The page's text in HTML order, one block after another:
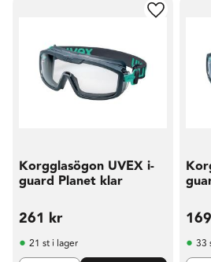
Korgglasögon UVEX i-
guard Planet klar
261 kr
Lägg till i
21 st i lager
169
33